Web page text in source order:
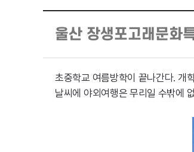
울산 장생포고래문화
초중학교 여름방학이 끝나간다. 개
날씨에 야외여행은 무리일 수밖에